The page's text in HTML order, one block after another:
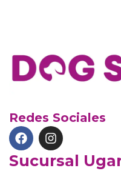
Redes Sociales
Sucursal